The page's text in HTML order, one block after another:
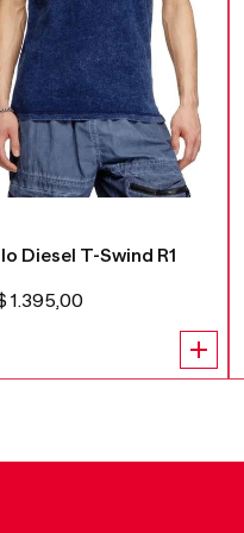
Diesel T-Swind R1
1.395,00